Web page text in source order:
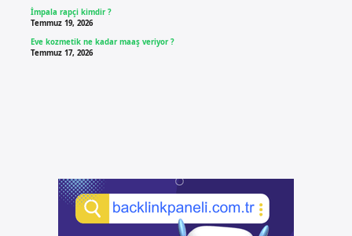
İmpala rapçi kimdir ?
Temmuz 19, 2026
Eve kozmetik ne kadar maaş veriyor ?
Temmuz 17, 2026